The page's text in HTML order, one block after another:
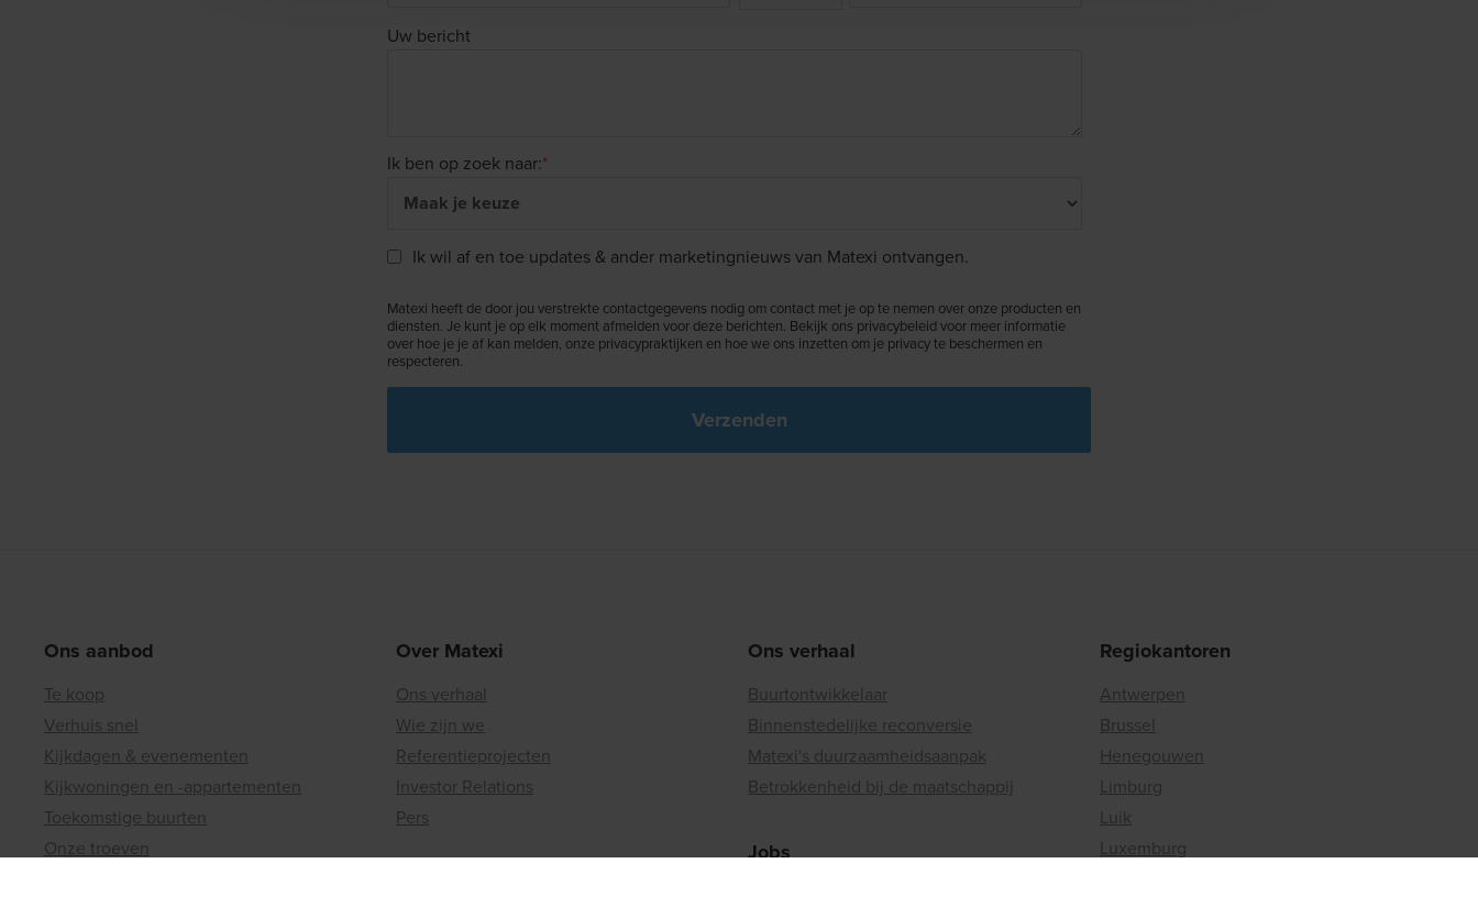
Uw bericht
Ik ben op zoek naar:*
Ik wil af en toe updates & ander marketingnieuws van Matexi ontvangen.
Matexi heeft de door jou verstrekte contactgegevens nodig om contact met je op te nemen over onze producten en
diensten. Je kunt je op elk moment afmelden voor deze berichten. Bekijk ons privacybeleid voor meer informatie
over hoe je je af kan melden, onze privacypraktijken en hoe we ons inzetten om je privacy te beschermen en
respecteren.
Ons aanbod
Te koop
Verhuis snel
Kijkdagen & evenementen
Kijkwoningen en -appartementen
Toekomstige buurten
Onze troeven
Over Matexi
Ons verhaal
Wie zijn we
Referentieprojecten
Investor Relations
Pers
Ons verhaal
Buurtontwikkelaar
Binnenstedelijke reconversie
Matexi's duurzaamheidsaanpak
Betrokkenheid bij de maatschappij
Jobs
Regiokantoren
Antwerpen
Brussel
Henegouwen
Limburg
Luik
Luxemburg